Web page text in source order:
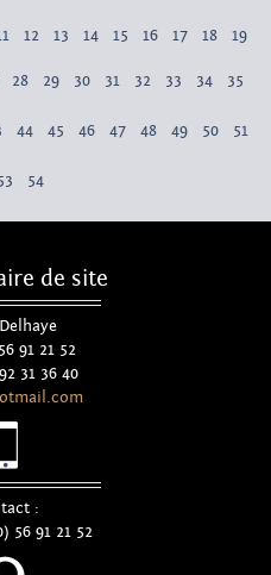
12 13 14 15 16 17 18 19
28 29 30 31 32 33 34 35
44 45 46 47 48 49 50 51
54
de site
91 21 52
31 36 40
:
56 91 21 52